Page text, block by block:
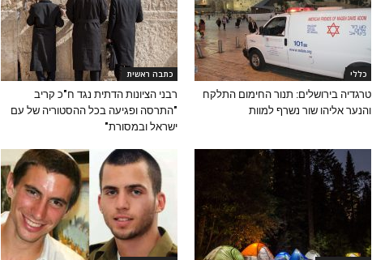
כללי
טרגדיה בירושלים: תנור החימום התלקח
והנער אליהו שור נשרף למוות
כתבה ראשית
רבני הציונות הדתית נגד ח"כ קריב
"התרסה ופגיעה בכל ההסטוריה של עם
ישראל ובמסורת"